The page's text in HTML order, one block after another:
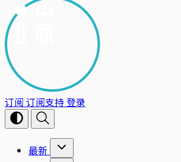
订阅 订阅支持登录
最新